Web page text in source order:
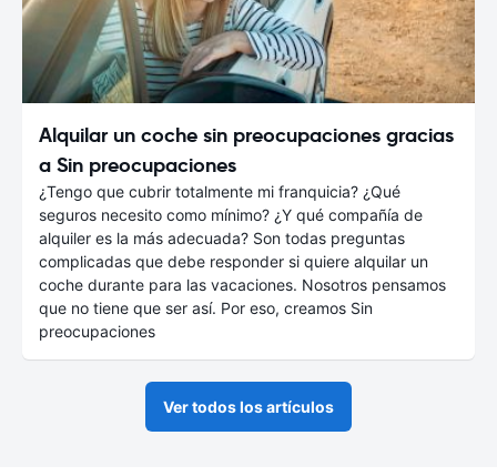
Alquilar un coche sin preocupaciones gracias
a Sin preocupaciones
¿Tengo que cubrir totalmente mi franquicia? ¿Qué
seguros necesito como mínimo? ¿Y qué compañía de
alquiler es la más adecuada? Son todas preguntas
complicadas que debe responder si quiere alquilar un
coche durante para las vacaciones. Nosotros pensamos
que no tiene que ser así. Por eso, creamos Sin
preocupaciones
Ver todos los artículos